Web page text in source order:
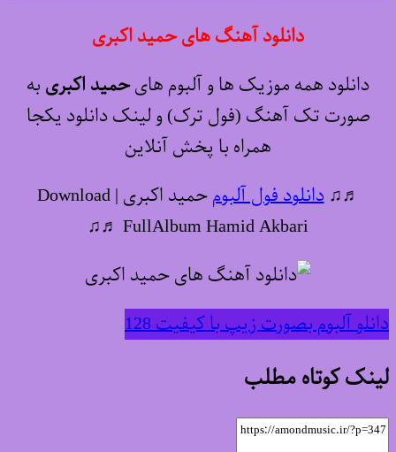
دانلود آهنگ های حمید اکبری
دانلود همه موزیک ها و آلبوم هایحمید اکبری به
صورت تک آهنگ (فول ترک) و لینک دانلود یکجا
همراه با پخش آنلاین
♬♫دانلود فول آلبوم
حمید اکبری | Download
FullAlbum Hamid Akbari ♬♫
دانلو آلبوم بصورت زیپ با کیفیت 128
لینک کوتاه مطلب